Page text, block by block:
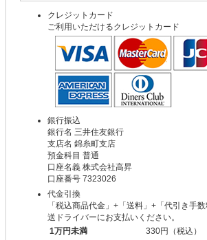
クレジットカード
ご利用いただけるクレジットカード
銀行振込
銀行名 三井住友銀行
支店名 錦糸町支店
預金科目 普通
口座名義 株式会社高昇
口座番号 7323026
代金引換
「税込商品代金」+「送料」+「代引き手
送ドライバーにお支払いください。
1万円未満
330円（税込）